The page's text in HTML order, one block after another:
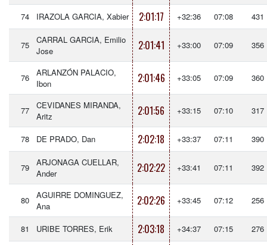
74 IRAZOLA GARCIA, Xabier 2:01:17 +32:36 07:08 431
75
CARRAL GARCIA, Emilio
Jose
2:01:41 +33:00 07:09 356
76
ARLANZÓN PALACIO,
Ibon
2:01:46 +33:05 07:09 360
77
CEVIDANES MIRANDA,
Aritz
2:01:56 +33:15 07:10 317
78 DE PRADO, Dan 2:02:18 +33:37 07:11 390
79
ARJONAGA CUELLAR,
Ander
2:02:22 +33:41 07:11 392
80
AGUIRRE DOMINGUEZ,
Ana
2:02:26 +33:45 07:12 256
81 URIBE TORRES, Erik 2:03:18 +34:37 07:15 276